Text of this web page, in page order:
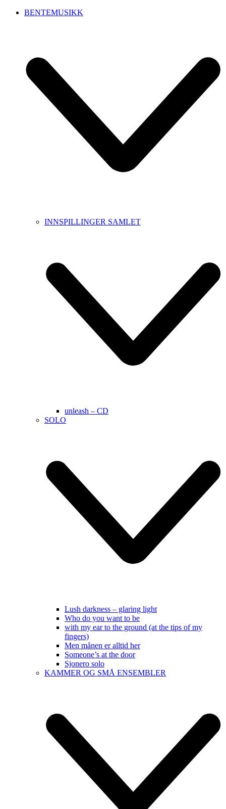
BENTEMUSIKK
INNSPILLINGER SAMLET
unleash – CD
SOLO
Lush darkness – glaring light
Who do you want to be
with my ear to the ground (at the tips of my
fingers)
Men månen er alltid her
Someone’s at the door
Sjonero solo
KAMMER OG SMÅ ENSEMBLER